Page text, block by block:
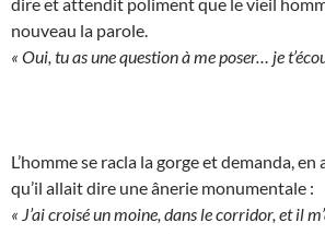
nouveau la parole.
« Oui, tu as une question à me poser… je
L’homme se racla la gorge et demanda,
qu’il allait dire une ânerie monumentale :
« J’ai croisé un moine, dans le corridor, et il